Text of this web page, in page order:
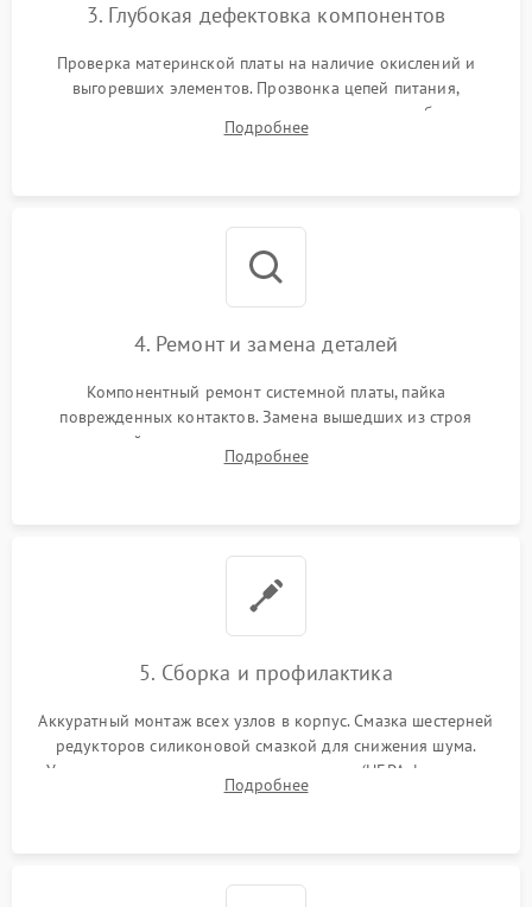
3. Глубокая дефектовка компонентов
Проверка материнской платы на наличие окислений и
выгоревших элементов. Прозвонка цепей питания,
тестирование приводных моторов колес и турбины
всасывания. Оценка состояния оптических и инфракрасных
Подробнее
4. Ремонт и замена деталей
Компонентный ремонт системной платы, пайка
поврежденных контактов. Замена вышедших из строя
двигателей, изношенного аккумулятора, неисправного
лидара или помпы подачи воды. Восстановление шлейфов и
Подробнее
5. Сборка и профилактика
Аккуратный монтаж всех узлов в корпус. Смазка шестерней
редукторов силиконовой смазкой для снижения шума.
Установка новых расходных материалов (HEPA-фильтров,
микрофибры, щеток). Надежная фиксация разъемов и
Подробнее